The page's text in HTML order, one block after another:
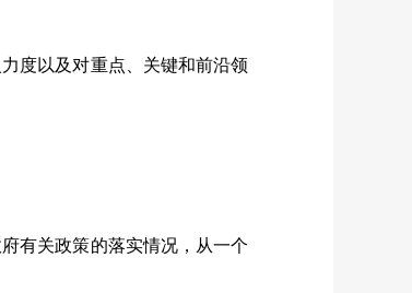
度以及对重点、关键和前沿领
有关政策的落实情况，从一个